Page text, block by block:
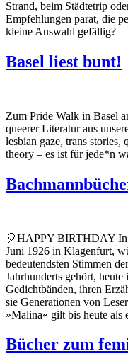
Strand, beim Städtetrip
Empfehlungen parat, die
kleine Auswahl gefällig?
Basel liest bunt!
Zum Pride Walk in Basel
queerer Literatur aus
lesbian gaze, trans stories,
theory – es ist für jede*n
🎈HAPPY BIRTHDAY
Juni 1926 in Klagenfurt,
bedeutendsten Stimmen
Jahrhunderts gehört,
Gedichtbänden, ihren
sie Generationen von
»Malina« gilt bis heute
Bücher zum